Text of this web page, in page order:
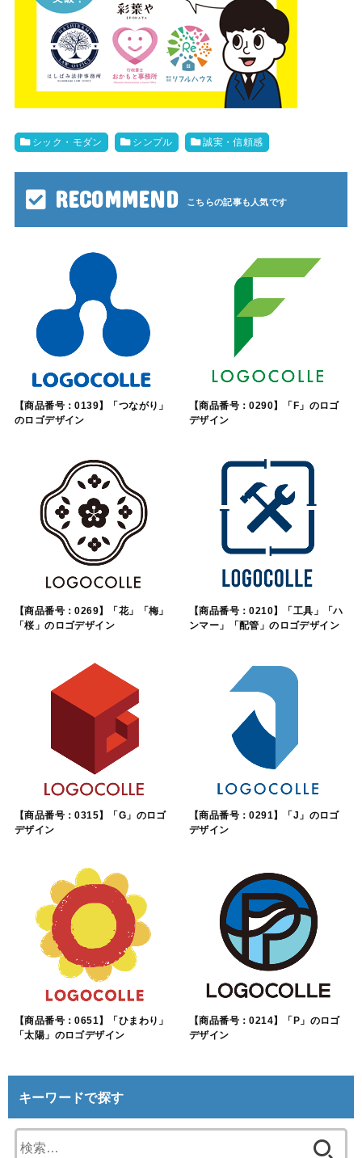
シック・モダン シンプル 誠実・信頼感
RECOMMEND
【商品番号：0139】「つながり」
のロゴデザイン
【商品番号：0290】「F」のロゴ
デザイン
【商品番号：0269】「花」「梅」
「桜」のロゴデザイン
【商品番号：0210】「工具」「ハ
ンマー」「配管」のロゴデザイン
【商品番号：0315】「G」のロゴ
デザイン
【商品番号：0291】「J」のロゴ
デザイン
【商品番号：0651】「ひまわり」
「太陽」のロゴデザイン
【商品番号：0214】「P」のロゴ
デザイン
キーワードで探す